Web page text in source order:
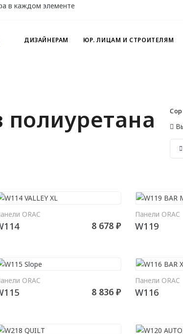
в каждом элементе
ДИЗАЙНЕРАМ ЮР. ЛИЦАМ И СТРОИТЕЛЯМ
полиуретана
ORAC
8 678 ₽
Панели ORAC
W119
ORAC
8 836 ₽
Панели ORAC
W116